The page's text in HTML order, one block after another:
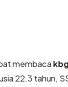
membaca
22.3 tahun,